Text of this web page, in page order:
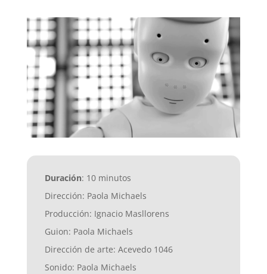
Duración: 10 minutos
Dirección: Paola Michaels
Producción: Ignacio Masllorens
Guion: Paola Michaels
Dirección de arte: Acevedo 1046
Sonido: Paola Michaels